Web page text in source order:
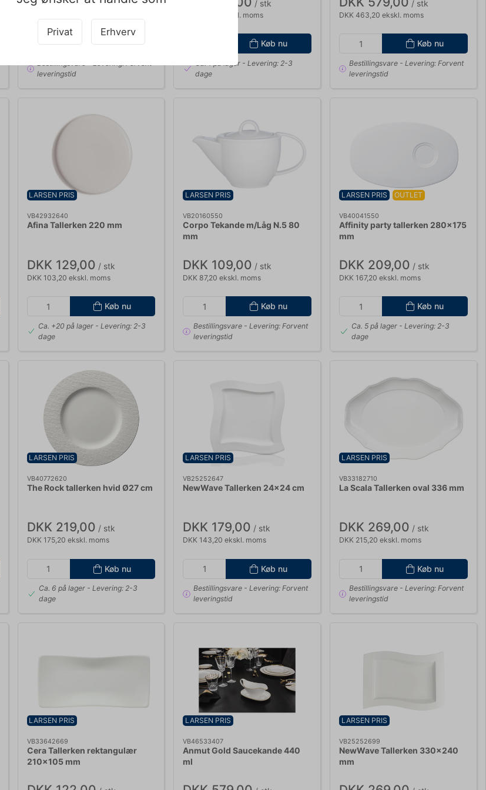
Privat Erhverv
/ stk
Køb nu
leveringstid
/ stk
DKK 111,20 ekskl. moms
Køb nu
Ca. 1 på lager - Levering: 2-3
dage
/ stk
DKK 463,20 ekskl. moms
Køb nu
Bestillingsvare - Levering: Forvent
leveringstid
LARSEN PRIS
VB42932640
Afina Tallerken 220 mm
DKK 129,00 / stk
DKK 103,20 ekskl. moms
Køb nu
Ca. +20 på lager - Levering: 2-3
dage
LARSEN PRIS
VB20160550
Corpo Tekande m/Låg N.5 80
mm
DKK 109,00 / stk
DKK 87,20 ekskl. moms
Køb nu
Bestillingsvare- Levering: Forvent
leveringstid
LARSEN PRIS OUTLET
VB40041550
Affinity party tallerken 280x175
mm
DKK 209,00 / stk
DKK 167,20 ekskl. moms
Køb nu
Ca. 5 på lager - Levering: 2-3
dage
LARSEN PRIS
VB40772620
The Rock tallerken hvid Ø27 cm
DKK 219,00 / stk
DKK 175,20 ekskl. moms
Køb nu
Ca. 6 på lager - Levering: 2-3
dage
LARSEN PRIS
VB25252647
NewWave Tallerken 24x24 cm
DKK 179,00 / stk
DKK 143,20 ekskl. moms
Køb nu
Bestillingsvare- Levering: Forvent
leveringstid
LARSEN PRIS
VB33182710
La Scala Tallerken oval 336 mm
DKK 269,00 / stk
DKK 215,20 ekskl. moms
Køb nu
Bestillingsvare - Levering: Forvent
leveringstid
LARSEN PRIS
VB33642669
Cera Tallerken rektangulær
210x105 mm
LARSEN PRIS
VB46533407
Anmut Gold Saucekande 440
ml
LARSEN PRIS
VB25252699
NewWave Tallerken 330x240
mm